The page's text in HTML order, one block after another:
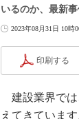
いるのか、最新
2023年08月31日 10時
印刷する
建設業界では
えてきています